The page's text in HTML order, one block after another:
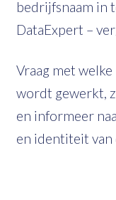
bedrijfsnaam in
DataExpert –
Vraag met
wordt gewerkt,
en informeer
en identiteit van